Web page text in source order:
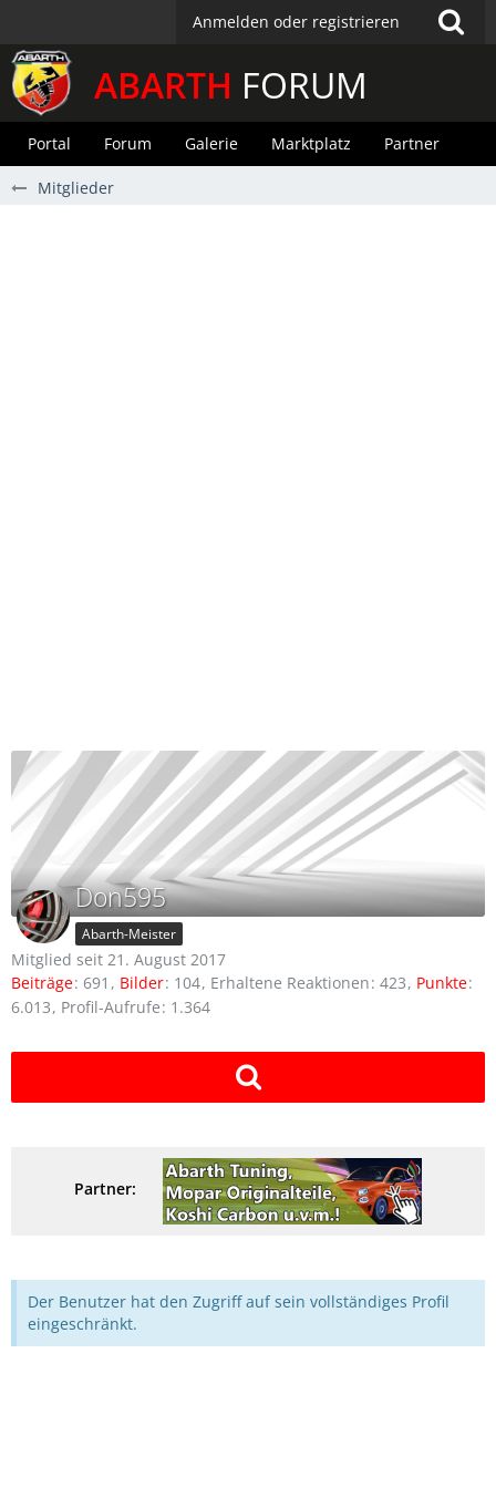
Anmelden oder registrieren
ABARTH FORUM
Portal Forum Galerie Marktplatz Partner
Mitglieder
Don595
Abarth-Meister
Mitglied seit 21. August 2017
Beiträge 691 Bilder 104 Erhaltene Reaktionen 423 Punkte
6.013 Profil-Aufrufe 1.364
Partner:
Der Benutzer hat den Zugriff auf sein vollständiges Profil
eingeschränkt.